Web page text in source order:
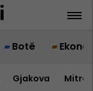
Botë
Gjakova